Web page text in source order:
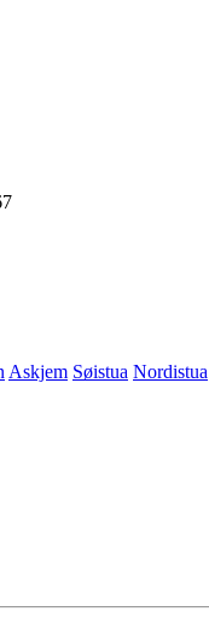
Askjem Søistua Nordistua